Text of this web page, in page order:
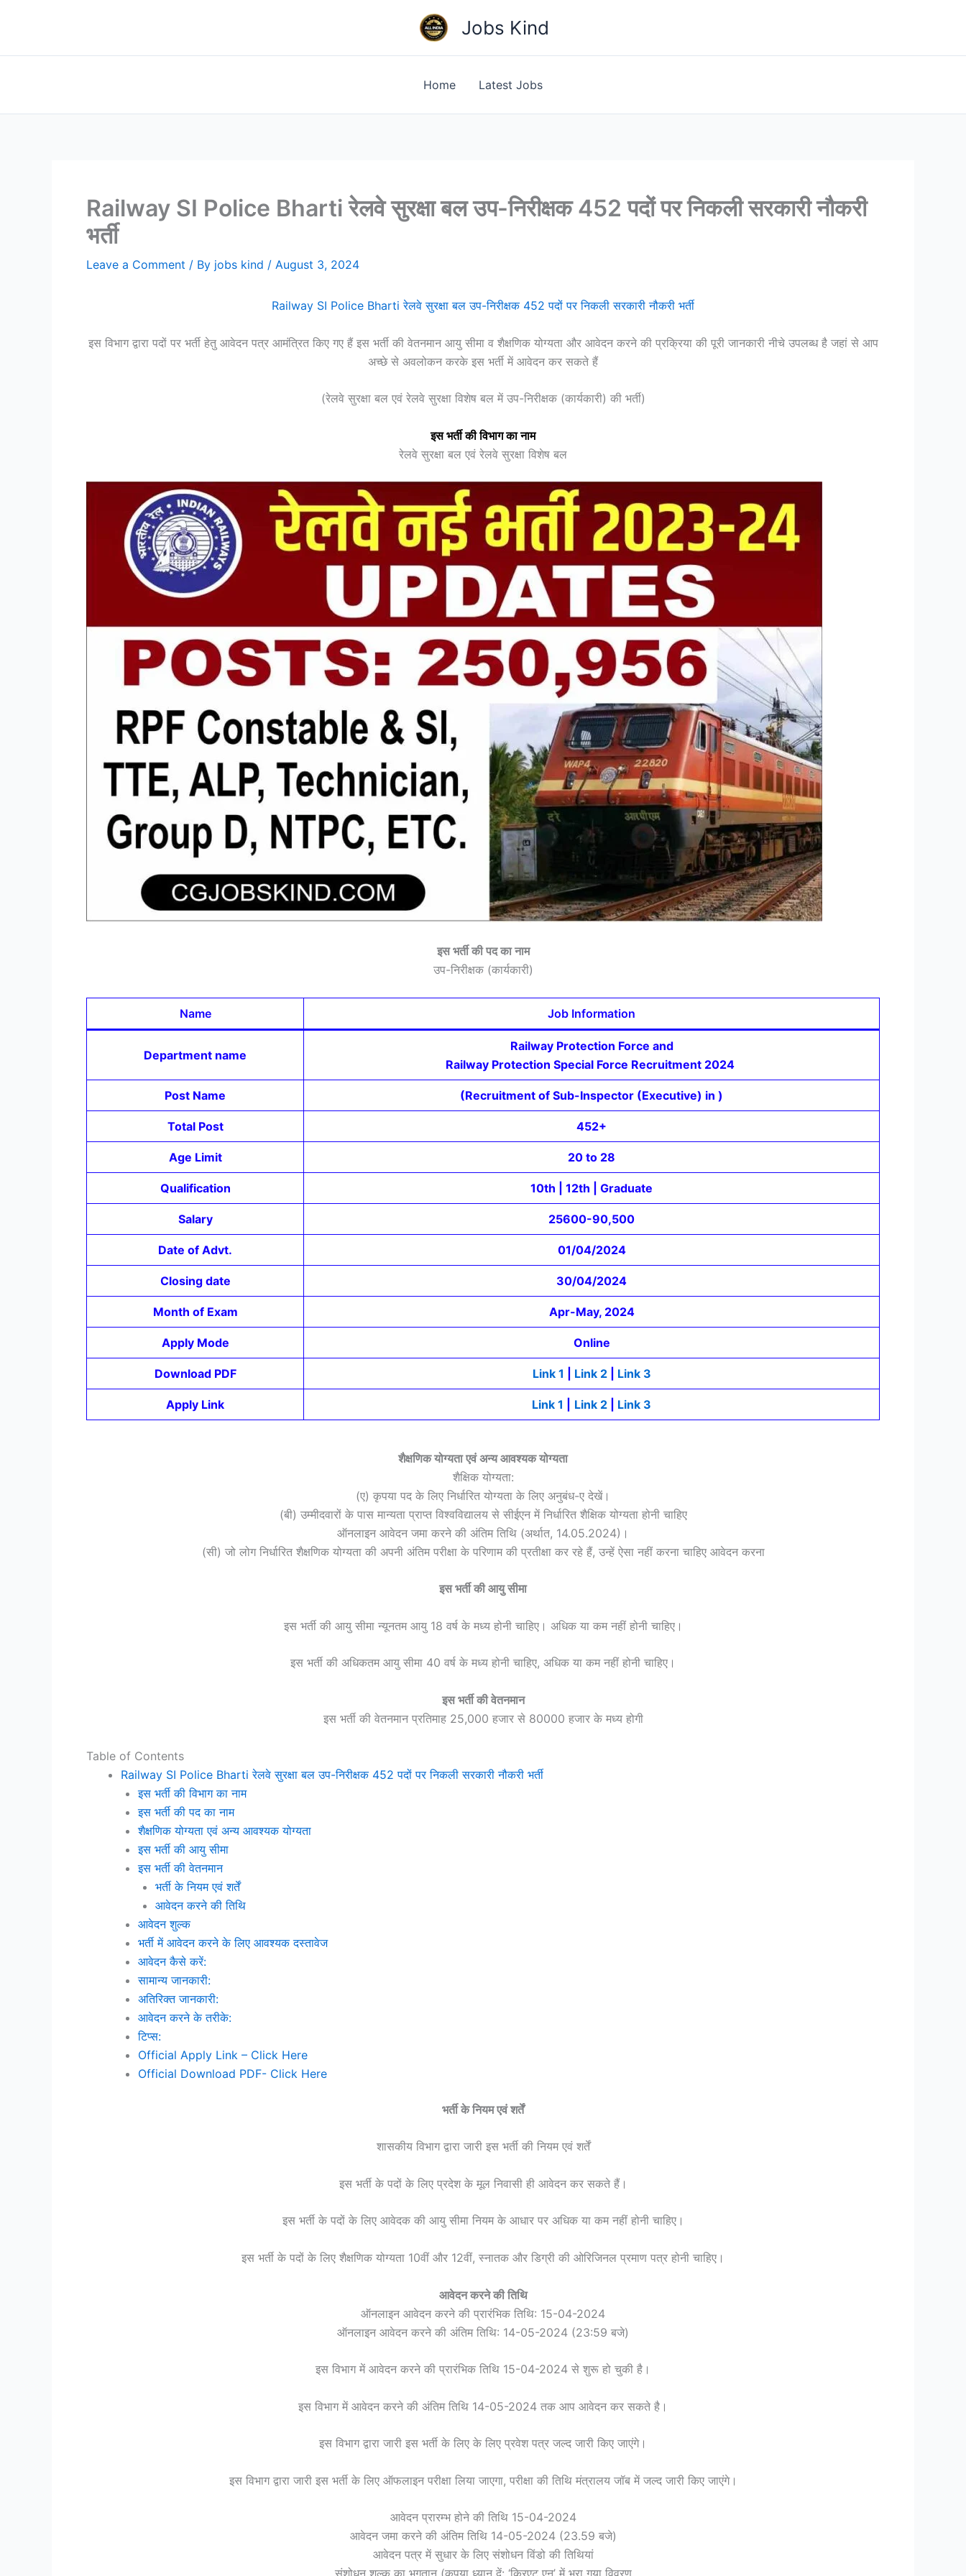
Jobs Kind
Home Latest Jobs
Railway SI Police Bharti रेलवे सुरक्षा बल उप-निरीक्षक 452 पदों पर निकली सरकारी नौकरी
भर्ती
Leave a Comment / By jobs kind / August 3, 2024
Railway SI Police Bharti रेलवे सुरक्षा बल उप-निरीक्षक 452 पदों पर निकली सरकारी नौकरी भर्ती
इस विभाग द्वारा पदों पर भर्ती हेतु आवेदन पत्र आमंत्रित किए गए हैं इस भर्ती की वेतनमान आयु सीमा व शैक्षणिक योग्यता और आवेदन करने की प्रक्रिया की पूरी जानकारी नीचे उपलब्ध है जहां से आप
अच्छे से अवलोकन करके इस भर्ती में आवेदन कर सकते हैं
(रेलवे सुरक्षा बल एवं रेलवे सुरक्षा विशेष बल में उप-निरीक्षक (कार्यकारी) की भर्ती)
इस भर्ती की विभाग का नाम
रेलवे सुरक्षा बल एवं रेलवे सुरक्षा विशेष बल
इस भर्ती की पद का नाम
उप-निरीक्षक (कार्यकारी)
Name Job Information
Department name
Railway Protection Force and
Railway Protection Special Force Recruitment 2024
Post Name (Recruitment of Sub-Inspector (Executive) in )
Total Post 452+
Age Limit 20 to 28
Qualification 10th | 12th | Graduate
Salary 25600-90,500
Date of Advt. 01/04/2024
Closing date 30/04/2024
Month of Exam Apr-May, 2024
Apply Mode Online
Download PDF Link 1 Link 2| Link 3
Apply Link Link 1 Link 2 Link 3
शैक्षणिक योग्यता एवं अन्य आवश्यक योग्यता
शैक्षिक योग्यता:
(ए) कृपया पद के लिए निर्धारित योग्यता के लिए अनुबंध-ए देखें।
(बी) उम्मीदवारों के पास मान्यता प्राप्त विश्वविद्यालय से सीईएन में निर्धारित शैक्षिक योग्यता होनी चाहिए
ऑनलाइन आवेदन जमा करने की अंतिम तिथि (अर्थात, 14.05.2024)।
(सी) जो लोग निर्धारित शैक्षणिक योग्यता की अपनी अंतिम परीक्षा के परिणाम की प्रतीक्षा कर रहे हैं, उन्हें ऐसा नहीं करना चाहिए आवेदन करना
इस भर्ती की आयु सीमा
इस भर्ती की आयु सीमा न्यूनतम आयु 18 वर्ष के मध्य होनी चाहिए। अधिक या कम नहीं होनी चाहिए।
इस भर्ती की अधिकतम आयु सीमा 40 वर्ष के मध्य होनी चाहिए, अधिक या कम नहीं होनी चाहिए।
इस भर्ती की वेतनमान
इस भर्ती की वेतनमान प्रतिमाह 25,000 हजार से 80000 हजार के मध्य होगी
Table of Contents
Railway SI Police Bharti रेलवे सुरक्षा बल उप-निरीक्षक 452 पदों पर निकली सरकारी नौकरी भर्ती
इस भर्ती की विभाग का नाम
इस भर्ती की पद का नाम
शैक्षणिक योग्यता एवं अन्य आवश्यक योग्यता
इस भर्ती की आयु सीमा
इस भर्ती की वेतनमान
भर्ती के नियम एवं शर्तें
आवेदन करने की तिथि
आवेदन शुल्क
भर्ती में आवेदन करने के लिए आवश्यक दस्तावेज
आवेदन कैसे करें:
सामान्य जानकारी:
अतिरिक्त जानकारी:
आवेदन करने के तरीके:
टिप्स:
Official Apply Link – Click Here
Official Download PDF- Click Here
भर्ती के नियम एवं शर्तें
शासकीय विभाग द्वारा जारी इस भर्ती की नियम एवं शर्तें
इस भर्ती के पदों के लिए प्रदेश के मूल निवासी ही आवेदन कर सकते हैं।
इस भर्ती के पदों के लिए आवेदक की आयु सीमा नियम के आधार पर अधिक या कम नहीं होनी चाहिए।
इस भर्ती के पदों के लिए शैक्षणिक योग्यता 10वीं और 12वीं, स्नातक और डिग्री की ओरिजिनल प्रमाण पत्र होनी चाहिए।
आवेदन करने की तिथि
ऑनलाइन आवेदन करने की प्रारंभिक तिथि: 15-04-2024
ऑनलाइन आवेदन करने की अंतिम तिथि: 14-05-2024 (23:59 बजे)
इस विभाग में आवेदन करने की प्रारंभिक तिथि 15-04-2024 से शुरू हो चुकी है।
इस विभाग में आवेदन करने की अंतिम तिथि 14-05-2024 तक आप आवेदन कर सकते है।
इस विभाग द्वारा जारी इस भर्ती के लिए के लिए प्रवेश पत्र जल्द जारी किए जाएंगे।
इस विभाग द्वारा जारी इस भर्ती के लिए ऑफलाइन परीक्षा लिया जाएगा, परीक्षा की तिथि मंत्रालय जॉब में जल्द जारी किए जाएंगे।
आवेदन प्रारम्भ होने की तिथि 15-04-2024
आवेदन जमा करने की अंतिम तिथि 14-05-2024 (23.59 बजे)
आवेदन पत्र में सुधार के लिए संशोधन विंडो की तिथियां